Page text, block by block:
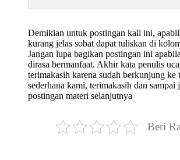
Demikian untuk postingan kali ini,
kurang jelas sobat dapat tuliskan di
Jangan lupa bagikan postingan ini
dirasa bermanfaat. Akhir kata penulis
terimakasih karena sudah berkunjung ke
sederhana kami, terimakasih dan sampai
postingan materi selanjutnya
Beri